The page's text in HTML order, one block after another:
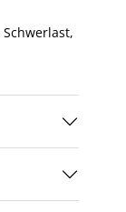
Schwerlast,